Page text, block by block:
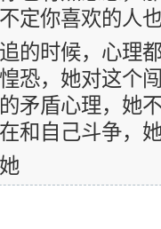
定你喜欢的人
的时候，心理
恐，她对这个
矛盾心理，她
和自己斗争，